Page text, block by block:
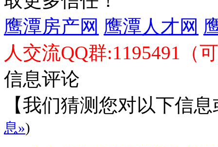
鹰潭房产网 鹰潭人才网
人交流QQ群:1195491（
信息评论
【我们猜测您对以下信
息»)